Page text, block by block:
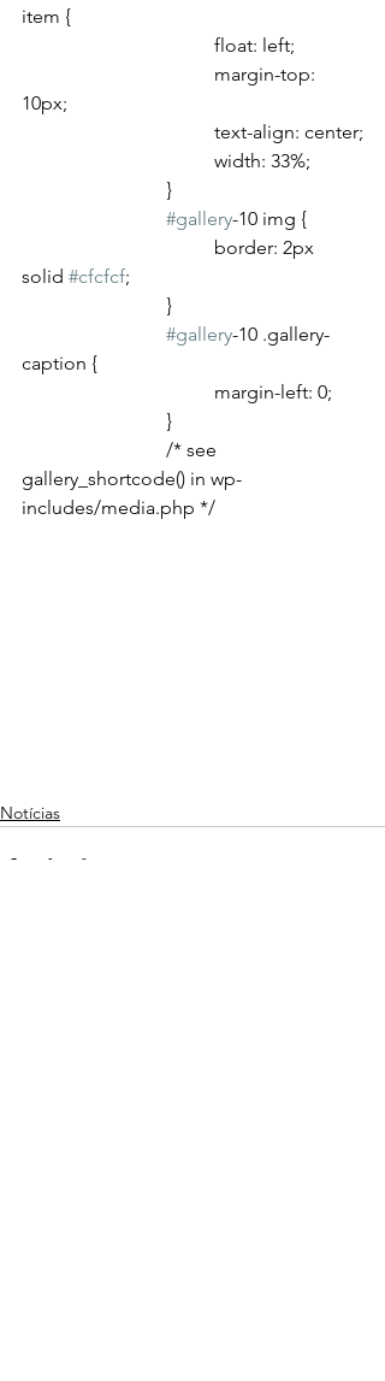
item {
				float: left;
10px;
				text-align: center;
				width: 33%;
			}
#gallery-10 img {
solid #cfcfcf;
			}
#gallery-10 .gallery-
caption {
				margin-left: 0;
			}
gallery_shortcode() in wp-
includes/media.php */
Notícias